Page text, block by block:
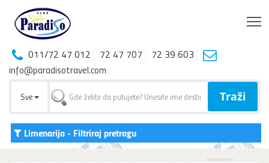
011/72 47 012 72 47 707
72 39 603
info@paradisotravel.com
Sve Traži
Limenarija- Filtriraj pretragu